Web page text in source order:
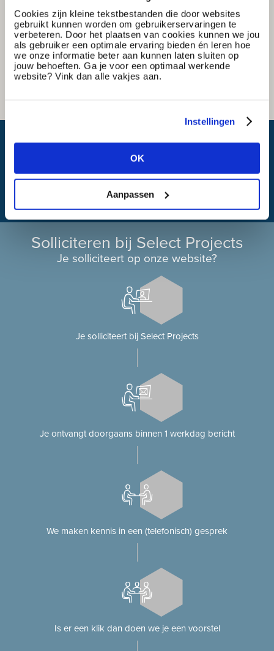
Cookies zijn kleine tekstbestanden die door websites
gebruikt kunnen worden om gebruikerservaringen te
verbeteren. Door het plaatsen van cookies kunnen we jou
als gebruiker een optimale ervaring bieden én leren hoe
we onze informatie beter aan kunnen laten sluiten op
jouw behoeften. Ga je voor een optimaal werkende
website? Vink dan alle vakjes aan.
Instellingen
OK
Aanpassen
Wat is mijn reistijd?
Solliciteren bij Select Projects
Je solliciteert op onze website?
Je solliciteert bij Select Projects
Je ontvangt doorgaans binnen 1 werkdag bericht
We maken kennis in een (telefonisch) gesprek
Is er een klik dan doen we je een voorstel